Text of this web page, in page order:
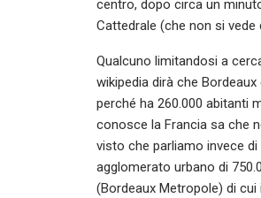
centro, dopo circa un
Cattedrale (che non si vede
Qualcuno limitandosi a
wikipedia dirà che
perché ha 260.000 abitanti
conosce la Francia sa che
visto che parliamo invece di
agglomerato urbano di
(Bordeaux Metropole) di cui